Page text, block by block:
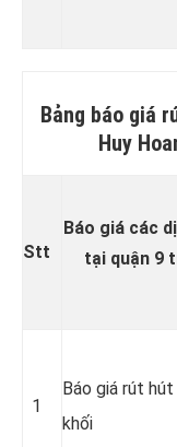
Bảng báo giá
Huy
Stt
Báo giá các
tại quận 9
1
Báo giá rút
khối